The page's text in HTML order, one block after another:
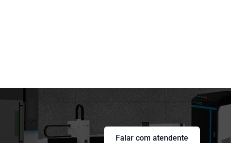
Falar com atendente